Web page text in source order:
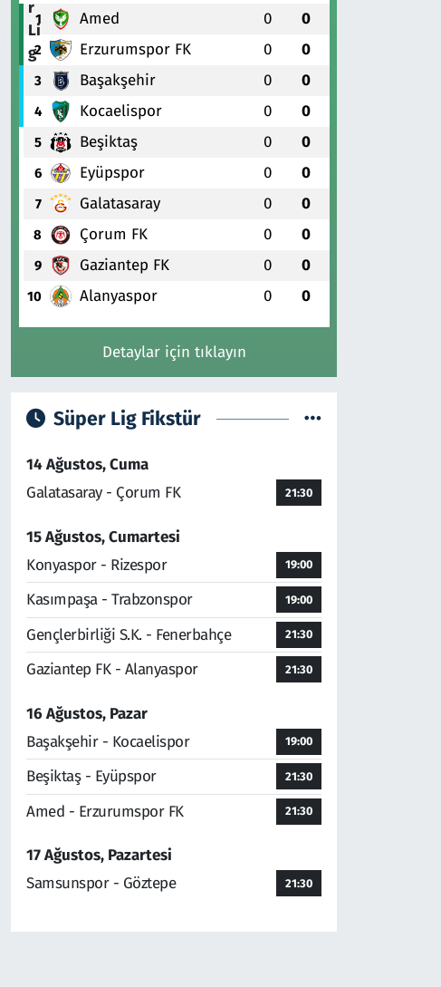
1 Amed 0 0
2 Erzurumspor FK 0 0
3 Başakşehir 0 0
4 Kocaelispor 0 0
5 Beşiktaş 0 0
6 Eyüpspor 0 0
7 Galatasaray 0 0
8 Çorum FK 0 0
9 Gaziantep FK 0 0
10 Alanyaspor 0 0
Detaylar için tıklayın
Süper Lig Fikstür
14 Ağustos, Cuma
Galatasaray - Çorum FK
21:30
15 Ağustos, Cumartesi
Konyaspor - Rizespor
19:00
Kasımpaşa - Trabzonspor 19:00
Gençlerbirliği S.K. - Fenerbahçe 21:30
Gaziantep FK - Alanyaspor 21:30
16 Ağustos, Pazar
Başakşehir - Kocaelispor
19:00
Beşiktaş - Eyüpspor 21:30
Amed - Erzurumspor FK 21:30
17 Ağustos, Pazartesi
Samsunspor - Göztepe
21:30